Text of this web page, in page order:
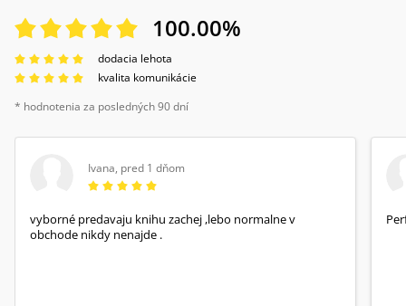
100.00%
dodacia lehota
kvalita komunikácie
* hodnotenia za posledných 90 dní
Ivana, pred 1 dňom
vyborné predavaju knihu zachej ,lebo normalne v
obchode nikdy nenajde .